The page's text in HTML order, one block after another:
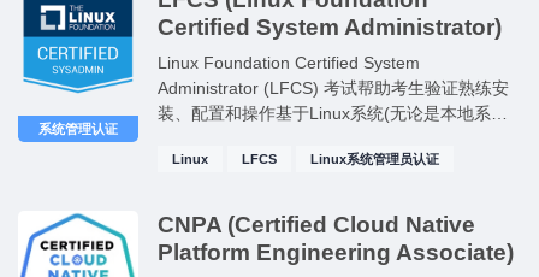
系统管理认证
Certified System Administrator)
Linux Foundation Certified System
Administrator (LFCS) 考试帮助考生验证熟练安
装、配置和操作基于Linux系统(无论是本地系统
Linux LFCS Linux系统管理员认证
CNPA (Certified Cloud Native
Platform Engineering Associate)